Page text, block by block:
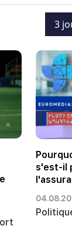
3
s'est-il